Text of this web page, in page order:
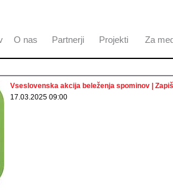
O nas Partnerji Projekti Za
Vseslovenska akcija beleženja spominov |
17.03.2025 09:00